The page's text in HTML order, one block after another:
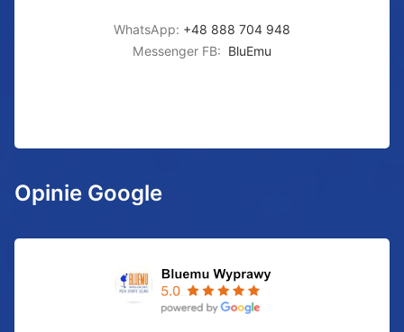
WhatsApp: +48 888 704 948
Messenger FB: BluEmu
Opinie Google